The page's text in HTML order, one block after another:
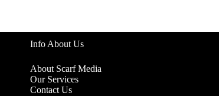
Info About Us
About Scarf Media
Our Services
Contact Us